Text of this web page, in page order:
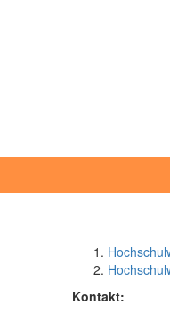
Kontakt: